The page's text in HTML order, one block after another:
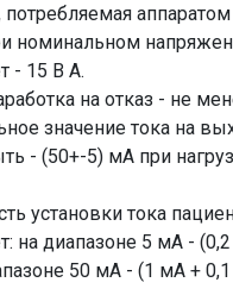
аппаратом
номинальном
- 15 В А.
на отказ - не
значение тока на
- (50+-5) мА при
установки тока
на диапазоне 5 мА -
50 мА - (1 мА +